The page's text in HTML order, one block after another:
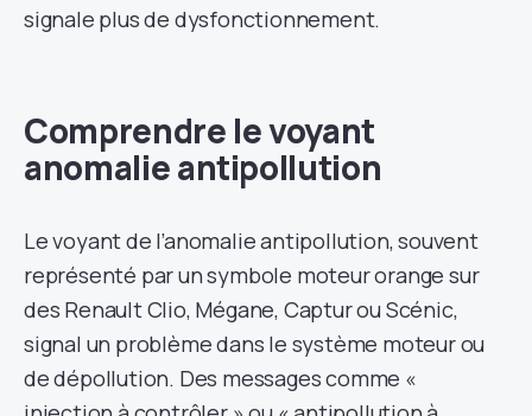
signale plus de dysfonctionnement.
Comprendre le voyant
anomalie antipollution
Le voyant de l’anomalie antipollution, souvent
représenté par un symbole moteur orange sur
des Renault Clio, Mégane, Captur ou Scénic,
signal un problème dans le système moteur ou
de dépollution. Des messages comme «